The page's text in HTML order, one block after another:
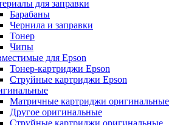
для заправки
Барабаны
Чернила и заправки
Тонер
Чипы
для Epson
Тонер-картриджи Epson
Струйные картриджи Epson
Матричные картриджи оригинальные
Другое оригинальные
Струйные картриджи оригинальные